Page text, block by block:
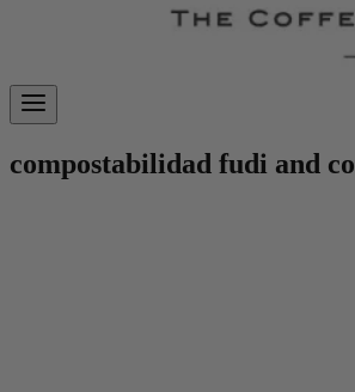
compostabilidad fudi and co